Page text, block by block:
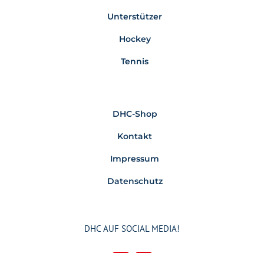
Unterstützer
Hockey
Tennis
DHC-Shop
Kontakt
Impressum
Datenschutz
DHC AUF SOCIAL MEDIA!